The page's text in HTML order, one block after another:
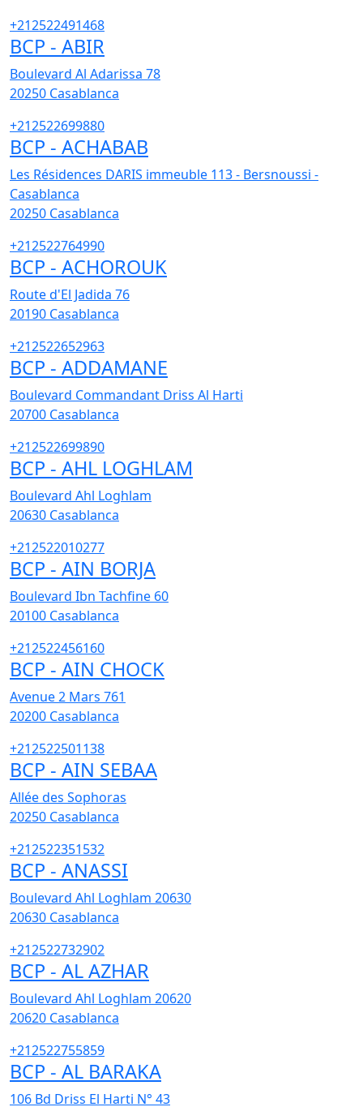
+212522491468
BCP - ABIR
Boulevard Al Adarissa 78
20250 Casablanca
+212522699880
BCP - ACHABAB
Les Résidences DARIS immeuble 113 - Bersnoussi -
Casablanca
20250 Casablanca
+212522764990
BCP - ACHOROUK
Route d'El Jadida 76
20190 Casablanca
+212522652963
BCP - ADDAMANE
Boulevard Commandant Driss Al Harti
20700 Casablanca
+212522699890
BCP - AHL LOGHLAM
Boulevard Ahl Loghlam
20630 Casablanca
+212522010277
BCP - AIN BORJA
Boulevard Ibn Tachfine 60
20100 Casablanca
+212522456160
BCP - AIN CHOCK
Avenue 2 Mars 761
20200 Casablanca
+212522501138
BCP - AIN SEBAA
Allée des Sophoras
20250 Casablanca
+212522351532
BCP - ANASSI
Boulevard Ahl Loghlam 20630
20630 Casablanca
+212522732902
BCP - AL AZHAR
Boulevard Ahl Loghlam 20620
20620 Casablanca
+212522755859
BCP - AL BARAKA
106 Bd Driss El Harti N° 43